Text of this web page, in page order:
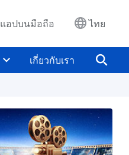
แอปบนมือถือ ไทย
เกี่ยวกับเรา